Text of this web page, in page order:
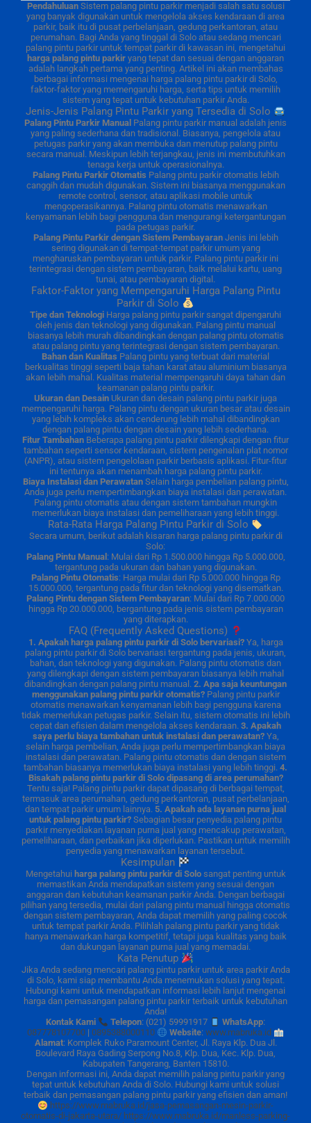
PendahuluanSistem palang pintu parkir menjadi salah satu solusi
yang banyak digunakan untuk mengelola akses kendaraan di area
parkir, baik itu di pusat perbelanjaan, gedung perkantoran, atau
perumahan. Bagi Anda yang tinggal di Solo atau sedang mencari
palang pintu parkir untuk tempat parkir di kawasan ini, mengetahui
harga palang pintu parkir yang tepat dan sesuai dengan anggaran
adalah langkah pertama yang penting. Artikel ini akan membahas
berbagai informasi mengenai harga palang pintu parkir di Solo,
faktor-faktor yang memengaruhi harga, serta tips untuk memilih
sistem yang tepat untuk kebutuhan parkir Anda.
Jenis-Jenis Palang Pintu Parkir yang Tersedia di Solo
Palang Pintu Parkir Manual Palang pintu parkir manual adalah jenis
yang paling sederhana dan tradisional. Biasanya, pengelola atau
petugas parkir yang akan membuka dan menutup palang pintu
secara manual. Meskipun lebih terjangkau, jenis ini membutuhkan
tenaga kerja untuk operasionalnya.
Palang Pintu Parkir Otomatis Palang pintu parkir otomatis lebih
canggih dan mudah digunakan. Sistem ini biasanya menggunakan
remote control, sensor, atau aplikasi mobile untuk
mengoperasikannya. Palang pintu otomatis menawarkan
kenyamanan lebih bagi pengguna dan mengurangi ketergantungan
pada petugas parkir.
Palang Pintu Parkir dengan Sistem PembayaranJenis ini lebih
sering digunakan di tempat-tempat parkir umum yang
mengharuskan pembayaran untuk parkir. Palang pintu parkir ini
terintegrasi dengan sistem pembayaran, baik melalui kartu, uang
tunai, atau pembayaran digital.
Faktor-Faktor yang Mempengaruhi Harga Palang Pintu
Parkir di Solo
Tipe dan Teknologi Harga palang pintu parkir sangat dipengaruhi
oleh jenis dan teknologi yang digunakan. Palang pintu manual
biasanya lebih murah dibandingkan dengan palang pintu otomatis
atau palang pintu yang terintegrasi dengan sistem pembayaran.
Bahan dan Kualitas Palang pintu yang terbuat dari material
berkualitas tinggi seperti baja tahan karat atau aluminium biasanya
akan lebih mahal. Kualitas material mempengaruhi daya tahan dan
keamanan palang pintu parkir.
Ukuran dan Desain Ukuran dan desain palang pintu parkir juga
mempengaruhi harga. Palang pintu dengan ukuran besar atau desain
yang lebih kompleks akan cenderung lebih mahal dibandingkan
dengan palang pintu dengan desain yang lebih sederhana.
Fitur Tambahan Beberapa palang pintu parkir dilengkapi dengan fitur
tambahan seperti sensor kendaraan, sistem pengenalan plat nomor
(ANPR), atau sistem pengelolaan parkir berbasis aplikasi. Fitur-fitur
ini tentunya akan menambah harga palang pintu parkir.
Biaya Instalasi dan PerawatanSelain harga pembelian palang pintu,
Anda juga perlu mempertimbangkan biaya instalasi dan perawatan.
Palang pintu otomatis atau dengan sistem tambahan mungkin
memerlukan biaya instalasi dan pemeliharaan yang lebih tinggi.
Rata-Rata Harga Palang Pintu Parkir di Solo
Secara umum, berikut adalah kisaran harga palang pintu parkir di
Solo:
Palang Pintu Manual : Mulai dari Rp 1.500.000 hingga Rp 5.000.000,
tergantung pada ukuran dan bahan yang digunakan.
Palang Pintu Otomatis: Harga mulai dari Rp 5.000.000 hingga Rp
15.000.000, tergantung pada fitur dan teknologi yang disematkan.
Palang Pintu dengan Sistem Pembayaran: Mulai dari Rp 7.000.000
hingga Rp 20.000.000, bergantung pada jenis sistem pembayaran
yang diterapkan.
FAQ (Frequently Asked Questions)
1. Apakah harga palang pintu parkir di Solo bervariasi?Ya, harga
palang pintu parkir di Solo bervariasi tergantung pada jenis, ukuran,
bahan, dan teknologi yang digunakan. Palang pintu otomatis dan
yang dilengkapi dengan sistem pembayaran biasanya lebih mahal
dibandingkan dengan palang pintu manual. 2. Apa saja keuntungan
menggunakan palang pintu parkir otomatis?Palang pintu parkir
otomatis menawarkan kenyamanan lebih bagi pengguna karena
tidak memerlukan petugas parkir. Selain itu, sistem otomatis ini lebih
cepat dan efisien dalam mengelola akses kendaraan. 3. Apakah
saya perlu biaya tambahan untuk instalasi dan perawatan?Ya,
selain harga pembelian, Anda juga perlu mempertimbangkan biaya
instalasi dan perawatan. Palang pintu otomatis dan dengan sistem
tambahan biasanya memerlukan biaya instalasi yang lebih tinggi. 4.
Bisakah palang pintu parkir di Solo dipasang di area perumahan?
Tentu saja! Palang pintu parkir dapat dipasang di berbagai tempat,
termasuk area perumahan, gedung perkantoran, pusat perbelanjaan,
dan tempat parkir umum lainnya. 5. Apakah ada layanan purna jual
untuk palang pintu parkir? Sebagian besar penyedia palang pintu
parkir menyediakan layanan purna jual yang mencakup perawatan,
pemeliharaan, dan perbaikan jika diperlukan. Pastikan untuk memilih
penyedia yang menawarkan layanan tersebut.
Kesimpulan
Mengetahui harga palang pintu parkir di Solosangat penting untuk
memastikan Anda mendapatkan sistem yang sesuai dengan
anggaran dan kebutuhan keamanan parkir Anda. Dengan berbagai
pilihan yang tersedia, mulai dari palang pintu manual hingga otomatis
dengan sistem pembayaran, Anda dapat memilih yang paling cocok
untuk tempat parkir Anda. Pilihlah palang pintu parkir yang tidak
hanya menawarkan harga kompetitif, tetapi juga kualitas yang baik
dan dukungan layanan purna jual yang memadai.
Kata Penutup
Jika Anda sedang mencari palang pintu parkir untuk area parkir Anda
di Solo, kami siap membantu Anda menemukan solusi yang tepat.
Hubungi kami untuk mendapatkan informasi lebih lanjut mengenai
harga dan pemasangan palang pintu parkir terbaik untuk kebutuhan
Anda!
Kontak Kami
Telepon: (021) 59991917 WhatsApp:
087778107700 |0895388000110 Website: www.mabruka.id
Alamat: Komplek Ruko Paramount Center, Jl. Raya Klp. Dua Jl.
Boulevard Raya Gading Serpong No.8, Klp. Dua, Kec. Klp. Dua,
Kabupaten Tangerang, Banten 15810.
Dengan informasi ini, Anda dapat memilih palang pintu parkir yang
tepat untuk kebutuhan Anda di Solo. Hubungi kami untuk solusi
terbaik dan pemasangan palang pintu parkir yang efisien dan aman!
https://www.mabruka.id/jasa-pemasangan-mesin-parkir-
otomatis-di-jakarta-utara/ https://www.mabruka.id/manless-parking-